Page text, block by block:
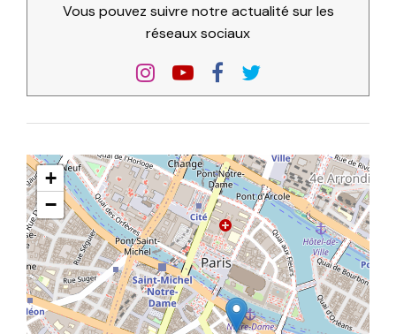
Vous pouvez suivre notre actualité sur les
réseaux sociaux
+
−